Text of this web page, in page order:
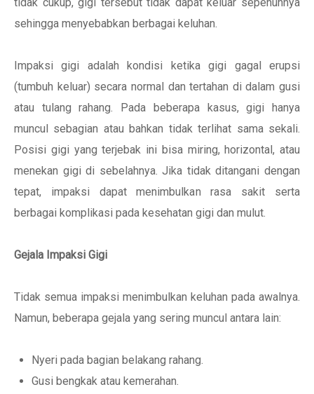
sehingga menyebabkan berbagai keluhan.
Impaksi gigi adalah kondisi ketika gigi gagal erupsi
(tumbuh keluar) secara normal dan tertahan di dalam gusi
atau tulang rahang. Pada beberapa kasus, gigi hanya
muncul sebagian atau bahkan tidak terlihat sama sekali.
Posisi gigi yang terjebak ini bisa miring, horizontal, atau
menekan gigi di sebelahnya. Jika tidak ditangani dengan
tepat, impaksi dapat menimbulkan rasa sakit serta
berbagai komplikasi pada kesehatan gigi dan mulut.
Gejala Impaksi Gigi
Tidak semua impaksi menimbulkan keluhan pada awalnya.
Namun, beberapa gejala yang sering muncul antara lain:
Nyeri pada bagian belakang rahang.
Gusi bengkak atau kemerahan.